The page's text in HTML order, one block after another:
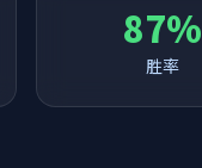
87%
胜率